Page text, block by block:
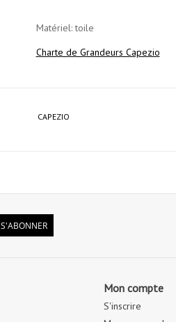
Matériel: toile
Charte de Grandeurs Capezio
CAPEZIO
S'ABONNER
Mon compte
S'inscrire